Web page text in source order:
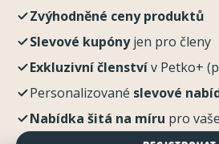
Zvýhodněné ceny produktů
Slevové kupónyjen pro členy
Exkluzivní členstvív Petko+
Personalizované slevové
Nabídka šitá na míru pro